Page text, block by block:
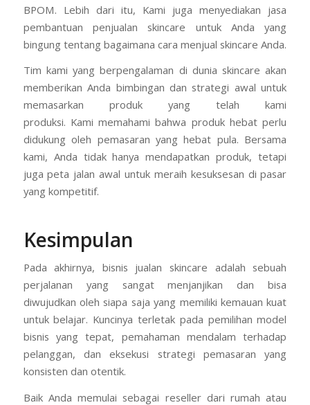
BPOM. Lebih dari itu, Kami juga menyediakan jasa
pembantuan penjualan skincare untuk Anda yang
bingung tentang bagaimana cara menjual skincare Anda.
Tim kami yang berpengalaman di dunia skincare akan
memberikan Anda bimbingan dan strategi awal untuk
memasarkan produk yang telah kami
produksi. Kami memahami bahwa produk hebat perlu
didukung oleh pemasaran yang hebat pula. Bersama
kami, Anda tidak hanya mendapatkan produk, tetapi
juga peta jalan awal untuk meraih kesuksesan di pasar
yang kompetitif.
Kesimpulan
Pada akhirnya, bisnis jualan skincare adalah sebuah
perjalanan yang sangat menjanjikan dan bisa
diwujudkan oleh siapa saja yang memiliki kemauan kuat
untuk belajar. Kuncinya terletak pada pemilihan model
bisnis yang tepat, pemahaman mendalam terhadap
pelanggan, dan eksekusi strategi pemasaran yang
konsisten dan otentik.
Baik Anda memulai sebagai reseller dari rumah atau